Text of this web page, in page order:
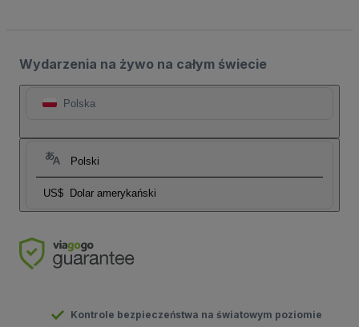
Wydarzenia na żywo na całym świecie
Polska
Polski
US$ Dolar amerykański
Kontrole bezpieczeństwa na światowym poziomie